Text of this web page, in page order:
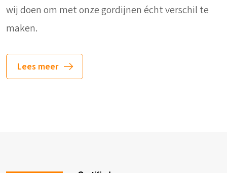
wij doen om met onze gordijnen écht verschil te
maken.
Lees meer